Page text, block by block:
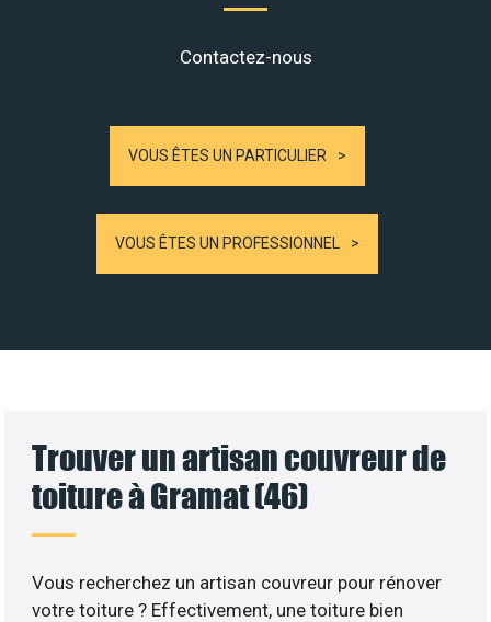
Contactez-nous
VOUS ÊTES UN PARTICULIER
VOUS ÊTES UN PROFESSIONNEL
Trouver un artisan couvreur de
toiture à Gramat (46)
Vous recherchez un artisan couvreur pour rénover
votre toiture ? Effectivement, une toiture bien